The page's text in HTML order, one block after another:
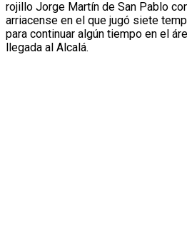
rojillo Jorge Martín de San Pablo
arriacense en el que jugó siete
para continuar algún tiempo en el
llegada al Alcalá.